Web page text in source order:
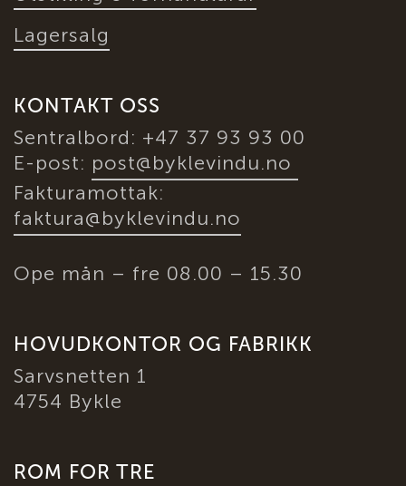
Lagersalg
KONTAKT OSS
Sentralbord: +47 37 93 93 00
E-post: post@byklevindu.no
Fakturamottak:
faktura@byklevindu.no
Ope mån – fre 08.00 – 15.30
HOVUDKONTOR OG FABRIKK
Sarvsnetten 1
4754 Bykle
ROM FOR TRE